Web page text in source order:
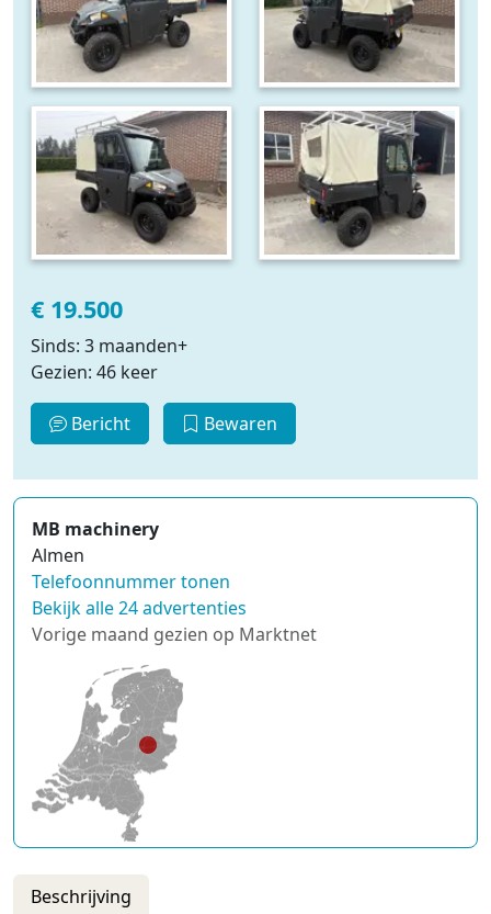
€ 19.500
Sinds: 3 maanden+
Gezien: 46 keer
Bericht Bewaren
MB machinery
Almen
Telefoonnummer tonen
Bekijk alle 24 advertenties
Vorige maand gezien op Marktnet
Beschrijving